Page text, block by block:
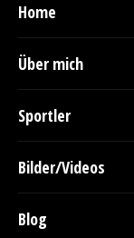
Home
Über mich
Sportler
Bilder/Videos
Blog